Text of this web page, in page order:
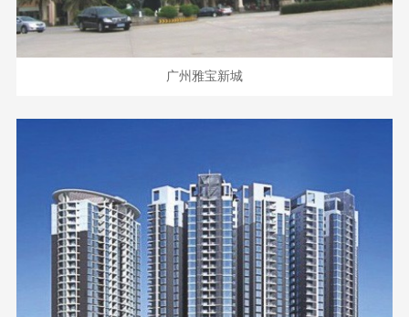
广州雅宝新城